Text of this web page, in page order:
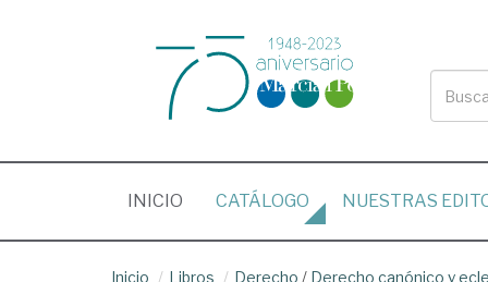
INICIO (CURRENT)
CATÁLOGO NUESTRAS
Inicio Libros Derecho / Derecho canónico y